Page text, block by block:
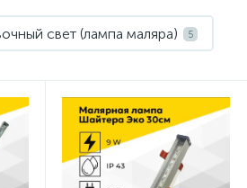
свет (лампа маляра) 5